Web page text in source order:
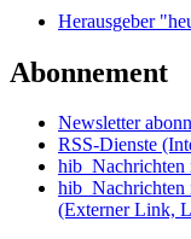
Herausgeber
Abonnement
Newsletter
RSS-Dienste
(Externer Link,